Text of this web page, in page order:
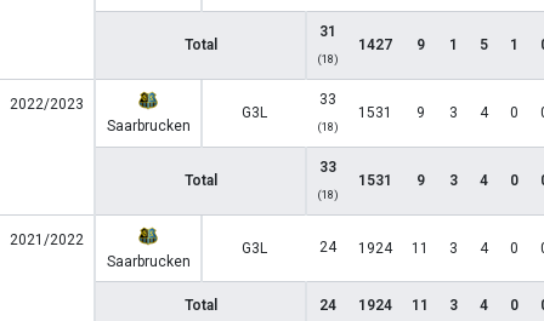
Total
31
(18)
1427 9 1 5 1
2022/2023
Saarbrucken
G3L
33
(18)
1531 9 3 4 0
Total
33
(18)
1531 9 3 4 0
2021/2022
Saarbrucken
G3L 24 1924 11 3 4 0
Total 24 1924 11 3 4 0